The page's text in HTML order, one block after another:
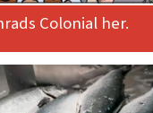
Colonial her.